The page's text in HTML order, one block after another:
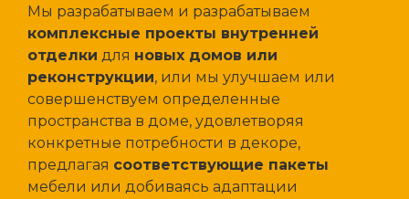
Мы разрабатываем и разрабатываем
комплексные проекты внутренней
отделки для новых домов или
реконструкции, или мы улучшаем или
совершенствуем определенные
пространства в доме, удовлетворяя
конкретные потребности в декоре,
предлагая соответствующие пакеты
мебели или добиваясь адаптации